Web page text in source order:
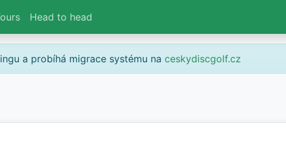
Head to head
a probíhá migrace systému na ceskydiscgolf.cz